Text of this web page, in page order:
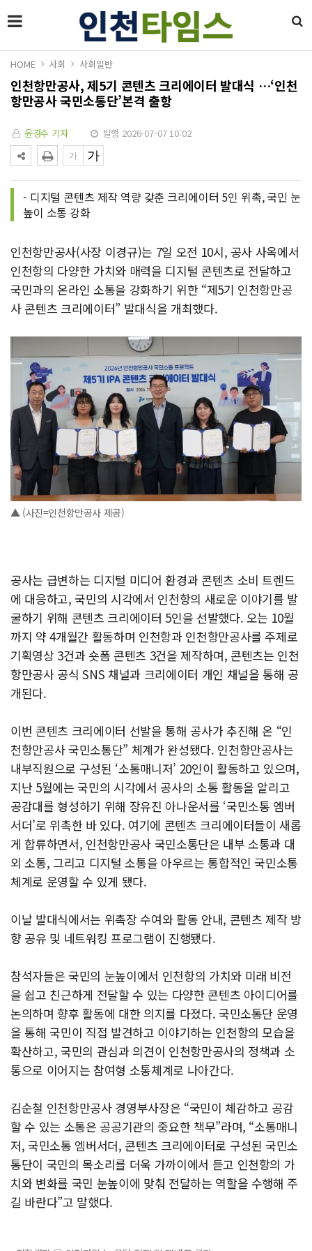
HOME 사회 사회일반
인천항만공사, 제5기 콘텐츠 크리에이터 발대식 …‘인천
항만공사 국민소통단’본격 출항
윤경수 기자 발행 2026-07-07 10:02
- 디지털 콘텐츠 제작 역량 갖춘 크리에이터 5인 위촉, 국민 눈
높이 소통 강화
인천항만공사(사장 이경규)는 7일 오전 10시, 공사 사옥에서
인천항의 다양한 가치와 매력을 디지털 콘텐츠로 전달하고
국민과의 온라인 소통을 강화하기 위한 “제5기 인천항만공
사 콘텐츠 크리에이터” 발대식을 개최했다.
▲ (사진=인천항만공사 제공)
공사는 급변하는 디지털 미디어 환경과 콘텐츠 소비 트렌드
에 대응하고, 국민의 시각에서 인천항의 새로운 이야기를 발
굴하기 위해 콘텐츠 크리에이터 5인을 선발했다. 오는 10월
까지 약 4개월간 활동하며 인천항과 인천항만공사를 주제로
기획영상 3건과 숏폼 콘텐츠 3건을 제작하며, 콘텐츠는 인천
항만공사 공식 SNS 채널과 크리에이터 개인 채널을 통해 공
개된다.
이번 콘텐츠 크리에이터 선발을 통해 공사가 추진해 온 “인
천항만공사 국민소통단” 체계가 완성됐다. 인천항만공사는
내부직원으로 구성된 ‘소통매니저’ 20인이 활동하고 있으며,
지난 5월에는 국민의 시각에서 공사의 소통 활동을 알리고
공감대를 형성하기 위해 장유진 아나운서를 ‘국민소통 엠버
서더’로 위촉한 바 있다. 여기에 콘텐츠 크리에이터들이 새롭
게 합류하면서, 인천항만공사 국민소통단은 내부 소통과 대
외 소통, 그리고 디지털 소통을 아우르는 통합적인 국민소통
체계로 운영할 수 있게 됐다.
이날 발대식에서는 위촉장 수여와 활동 안내, 콘텐츠 제작 방
향 공유 및 네트워킹 프로그램이 진행됐다.
참석자들은 국민의 눈높이에서 인천항의 가치와 미래 비전
을 쉽고 친근하게 전달할 수 있는 다양한 콘텐츠 아이디어를
논의하며 향후 활동에 대한 의지를 다졌다. 국민소통단 운영
을 통해 국민이 직접 발견하고 이야기하는 인천항의 모습을
확산하고, 국민의 관심과 의견이 인천항만공사의 정책과 소
통으로 이어지는 참여형 소통체계로 나아간다.
김순철 인천항만공사 경영부사장은 “국민이 체감하고 공감
할 수 있는 소통은 공공기관의 중요한 책무”라며, “소통매니
저, 국민소통 엠버서더, 콘텐츠 크리에이터로 구성된 국민소
통단이 국민의 목소리를 더욱 가까이에서 듣고 인천항의 가
치와 변화를 국민 눈높이에 맞춰 전달하는 역할을 수행해 주
길 바란다”고 말했다.